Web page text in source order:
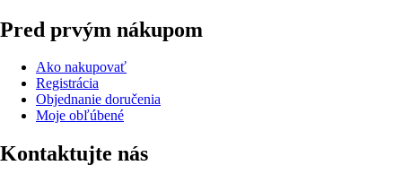
Pred prvým nákupom
Ako nakupovať
Registrácia
Objednanie doručenia
Moje obľúbené
Kontaktujte nás